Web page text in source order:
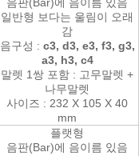
일반형 보다는 울림이 오래
감
음구성 : c3, d3, e3, f3, g3,
a3, h3, c4
말렛 1쌍 포함 : 고무말렛 +
나무말렛
사이즈 : 232 X 105 X 40
mm
플랫형
음판(Bar)에 음이름 있음